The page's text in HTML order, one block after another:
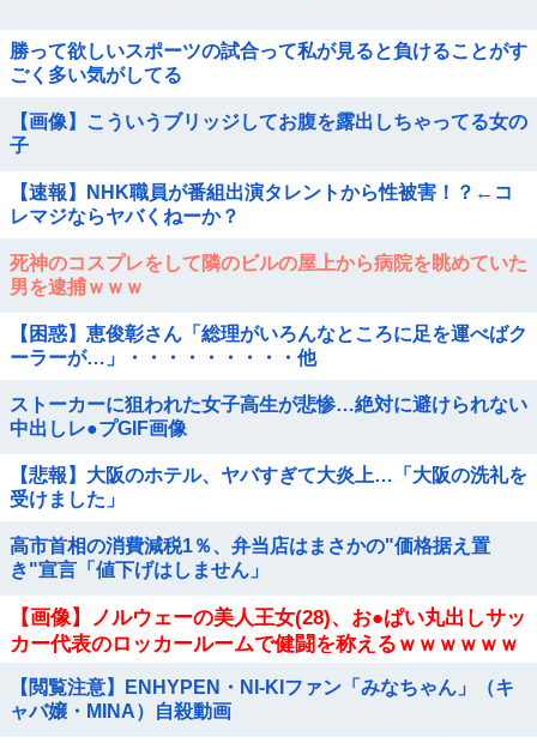
勝って欲しいスポーツの試合って私が見ると負けることがす
ごく多い気がしてる
【画像】こういうブリッジしてお腹を露出しちゃってる女の
子
【速報】NHK職員が番組出演タレントから性被害！？←コ
レマジならヤバくねーか？
死神のコスプレをして隣のビルの屋上から病院を眺めていた
男を逮捕ｗｗｗ
【困惑】恵俊彰さん「総理がいろんなところに足を運べばク
ーラーが…」・・・・・・・・・他
ストーカーに狙われた女子高生が悲惨…絶対に避けられない
中出しレ●プGIF画像
【悲報】大阪のホテル、ヤバすぎて大炎上…「大阪の洗礼を
受けました」
高市首相の消費減税1％、弁当店はまさかの"価格据え置
き"宣言「値下げはしません」
【画像】ノルウェーの美人王女(28)、お●ぱい丸出しサッ
カー代表のロッカールームで健闘を称えるｗｗｗｗｗｗ
【閲覧注意】ENHYPEN・NI-KIファン「みなちゃん」（キ
ャバ嬢・MINA）自殺動画